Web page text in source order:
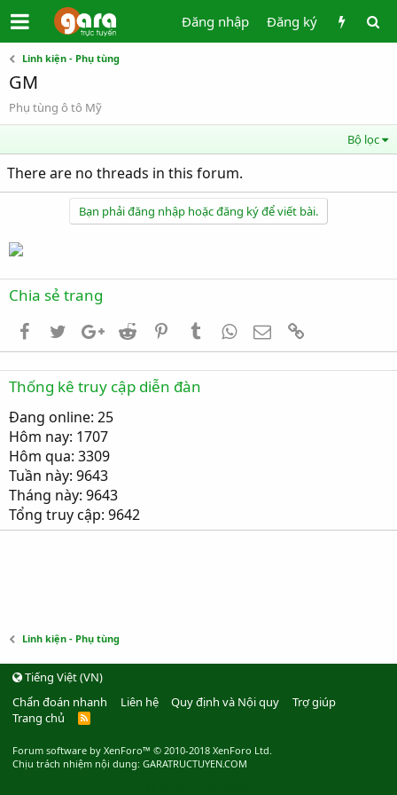
Đăng nhập Đăng ký
Linh kiện - Phụ tùng
GM
Phụ tùng ô tô Mỹ
Bộ lọc
There are no threads in this forum.
Bạn phải đăng nhập hoặc đăng ký để viết bài.
Chia sẻ trang
FacebookTwitterGoogle+
Reddit PinterestTumblrWhatsApp
Email
Thống kê truy cập diễn đàn
Đang online: 25
Hôm nay: 1707
Hôm qua: 3309
Tuần này: 9643
Tháng này: 9643
Tổng truy cập: 9642
Linh kiện - Phụ tùng
Tiếng Việt (VN)
Chẩn đoán nhanh
Liên hệ Quy định và Nội quy
Trợ giúp
Trang chủ
R
Forum software by XenForo™ © 2010-2018 XenForo Ltd.
Chịu trách nhiệm nội dung: GARATRUCTUYEN.COM